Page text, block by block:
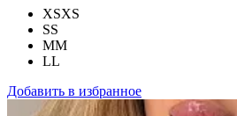
XSXS
SS
MM
LL
Добавить в избранное